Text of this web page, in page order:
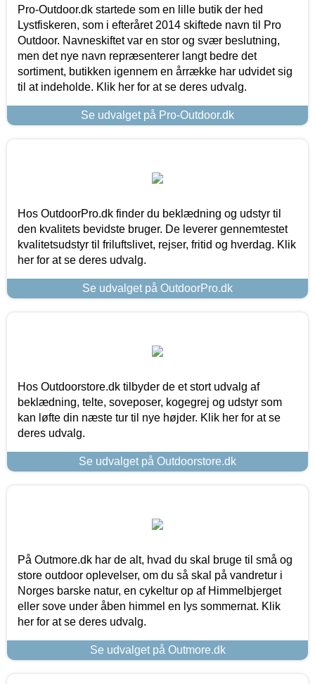
Pro-Outdoor.dk startede som en lille butik der hed
Lystfiskeren, som i efteråret 2014 skiftede navn til Pro
Outdoor. Navneskiftet var en stor og svær beslutning,
men det nye navn repræsenterer langt bedre det
sortiment, butikken igennem en årrække har udvidet sig
til at indeholde. Klik her for at se deres udvalg.
Se udvalget på Pro-Outdoor.dk
Hos OutdoorPro.dk finder du beklædning og udstyr til
den kvalitets bevidste bruger. De leverer gennemtestet
kvalitetsudstyr til friluftslivet, rejser, fritid og hverdag. Klik
her for at se deres udvalg.
Se udvalget på OutdoorPro.dk
Hos Outdoorstore.dk tilbyder de et stort udvalg af
beklædning, telte, soveposer, kogegrej og udstyr som
kan løfte din næste tur til nye højder. Klik her for at se
deres udvalg.
Se udvalget på Outdoorstore.dk
På Outmore.dk har de alt, hvad du skal bruge til små og
store outdoor oplevelser, om du så skal på vandretur i
Norges barske natur, en cykeltur op af Himmelbjerget
eller sove under åben himmel en lys sommernat. Klik
her for at se deres udvalg.
Se udvalget på Outmore.dk